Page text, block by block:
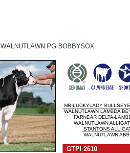
WALNUTLAWN PG BOBBYSOX
MB-LUCKYLADY BULLSEYE
WALNUTLAWN LAMBDA
FARNEAR DELTA-
WALNUTLAWN
STANTONS
WALNUTLAWN
GTPI 2610